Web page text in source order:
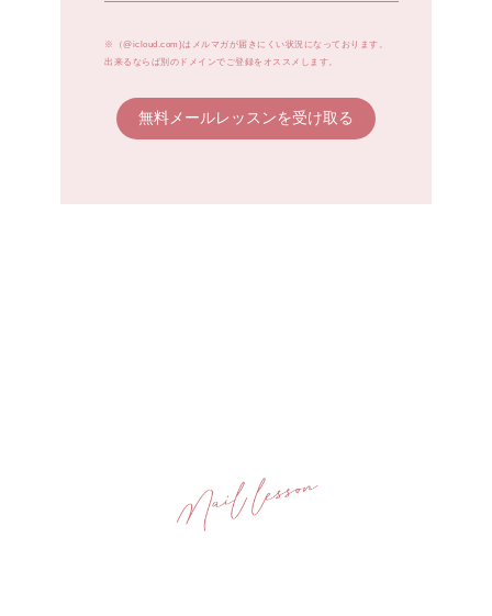
※（@icloud.com)はメルマガが届きにくい状況になっております。
出来るならば別のドメインでご登録をオススメします。